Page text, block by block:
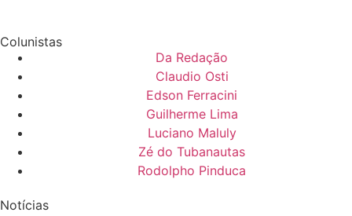
Colunistas
Da Redação
Claudio Osti
Edson Ferracini
Guilherme Lima
Luciano Maluly
Zé do Tubanautas
Rodolpho Pinduca
Notícias